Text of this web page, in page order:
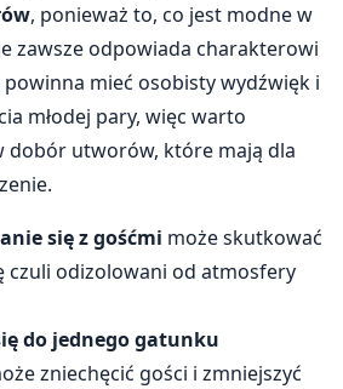
, ponieważ to, co jest modne w
zawsze odpowiada charakterowi
powinna mieć osobisty wydźwięk i
młodej pary, więc warto
dobór utworów, które mają dla
się z gośćmi może skutkować
czuli odizolowani od atmosfery
do jednego gatunku
zniechęcić gości i zmniejszyć